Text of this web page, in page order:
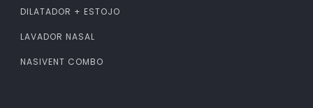
DILATADOR + ESTOJO
LAVADOR NASAL
NASIVENT COMBO